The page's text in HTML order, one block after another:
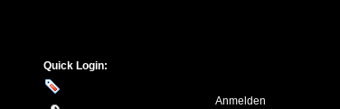
Quick Login: